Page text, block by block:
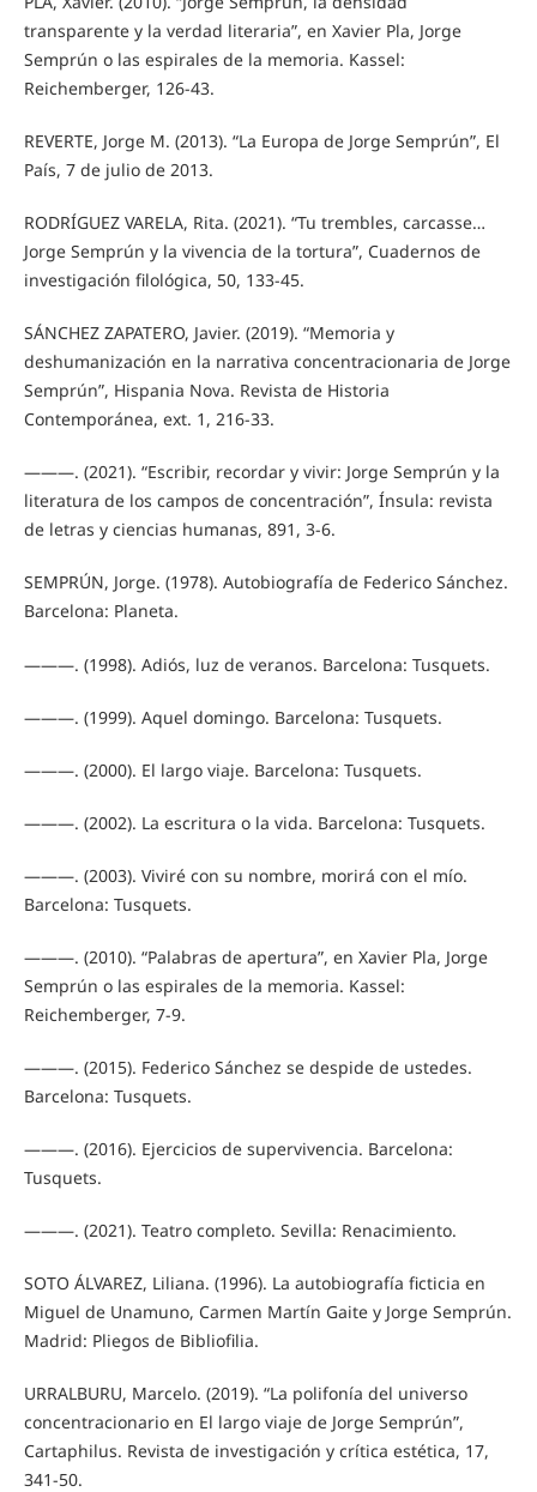
transparente y la verdad literaria”, en Xavier Pla, Jorge
Semprún o las espirales de la memoria. Kassel:
Reichemberger, 126-43.
REVERTE, Jorge M. (2013). “La Europa de Jorge Semprún”, El
País, 7 de julio de 2013.
RODRÍGUEZ VARELA, Rita. (2021). “Tu trembles, carcasse…
Jorge Semprún y la vivencia de la tortura”, Cuadernos de
investigación filológica, 50, 133-45.
SÁNCHEZ ZAPATERO, Javier. (2019). “Memoria y
deshumanización en la narrativa concentracionaria de Jorge
Semprún”, Hispania Nova. Revista de Historia
Contemporánea, ext. 1, 216-33.
———. (2021). “Escribir, recordar y vivir: Jorge Semprún y la
literatura de los campos de concentración”, Ínsula: revista
de letras y ciencias humanas, 891, 3-6.
SEMPRÚN, Jorge. (1978). Autobiografía de Federico Sánchez.
Barcelona: Planeta.
———. (1998). Adiós, luz de veranos. Barcelona: Tusquets.
———. (1999). Aquel domingo. Barcelona: Tusquets.
———. (2000). El largo viaje. Barcelona: Tusquets.
———. (2002). La escritura o la vida. Barcelona: Tusquets.
———. (2003). Viviré con su nombre, morirá con el mío.
Barcelona: Tusquets.
———. (2010). “Palabras de apertura”, en Xavier Pla, Jorge
Semprún o las espirales de la memoria. Kassel:
Reichemberger, 7-9.
———. (2015). Federico Sánchez se despide de ustedes.
Barcelona: Tusquets.
———. (2016). Ejercicios de supervivencia. Barcelona:
Tusquets.
———. (2021). Teatro completo. Sevilla: Renacimiento.
SOTO ÁLVAREZ, Liliana. (1996). La autobiografía ficticia en
Miguel de Unamuno, Carmen Martín Gaite y Jorge Semprún.
Madrid: Pliegos de Bibliofilia.
URRALBURU, Marcelo. (2019). “La polifonía del universo
concentracionario en El largo viaje de Jorge Semprún”,
Cartaphilus. Revista de investigación y crítica estética, 17,
341-50.